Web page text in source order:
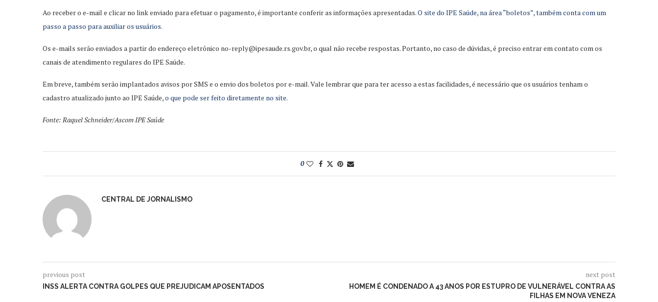
Ao receber o e-mail e clicar no link enviado para efetuar o pagamento, é importante conferir as informações apresentadas.O site do IPE Saúde, na área “boletos”, também conta com um
passo a passo para auxiliar os usuários.
Os e-mails serão enviados a partir do endereço eletrônico no-reply@ipesaude.rs.gov.br, o qual não recebe respostas. Portanto, no caso de dúvidas, é preciso entrar em contato com os
canais de atendimento regulares do IPE Saúde.
Em breve, também serão implantados avisos por SMS e o envio dos boletos por e-mail. Vale lembrar que para ter acesso a estas facilidades, é necessário que os usuários tenham o
cadastro atualizado junto ao IPE Saúde,o que pode ser feito diretamente no site.
Fonte: Raquel Schneider/Ascom IPE Saúde
0
CENTRAL DE JORNALISMO
previous post
INSS ALERTA CONTRA GOLPES QUE PREJUDICAM APOSENTADOS
next post
HOMEM É CONDENADO A 43 ANOS POR ESTUPRO DE VULNERÁVEL CONTRA AS
FILHAS EM NOVA VENEZA